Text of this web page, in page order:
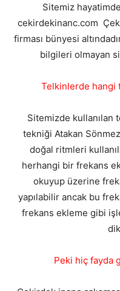
Sitemiz
cekirdekinanc.com
firması bünyesi
bilgileri olmayan
Telkinlerde hangi
Sitemizde kullanılan
tekniği Atakan
doğal ritmleri
herhangi bir frekans
okuyup üzerine
yapılabilir ancak bu
frekans ekleme gibi
Peki hiç fayda